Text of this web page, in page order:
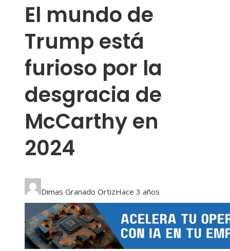
El mundo de
Trump está
furioso por la
desgracia de
McCarthy en
2024
Dimas Granado OrtizHace 3 años